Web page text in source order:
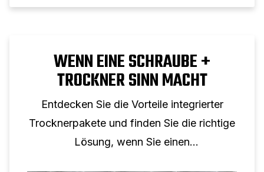
WENN EINE SCHRAUBE +
TROCKNER SINN MACHT
Entdecken Sie die Vorteile integrierter
Trocknerpakete und finden Sie die richtige
Lösung, wenn Sie einen